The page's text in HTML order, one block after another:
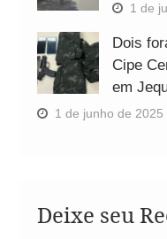
1 de
Dois
Cipe
em
1 de junho de 2025
Deixe seu